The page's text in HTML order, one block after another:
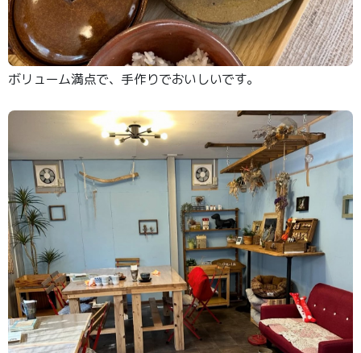
ボリューム満点で、手作りでおいしいです。